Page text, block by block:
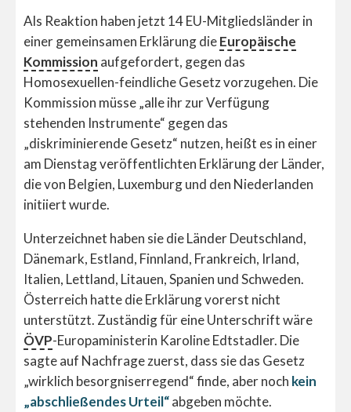
Als Reaktion haben jetzt 14 EU-Mitgliedsländer in
einer gemeinsamen Erklärung dieEuropäische
Kommission aufgefordert, gegen das
Homosexuellen-feindliche Gesetz vorzugehen. Die
Kommission müsse „alle ihr zur Verfügung
stehenden Instrumente“ gegen das
„diskriminierende Gesetz“ nutzen, heißt es in einer
am Dienstag veröffentlichten Erklärung der Länder,
die von Belgien, Luxemburg und den Niederlanden
initiiert wurde.
Unterzeichnet haben sie die Länder Deutschland,
Dänemark, Estland, Finnland, Frankreich, Irland,
Italien, Lettland, Litauen, Spanien und Schweden.
Österreich hatte die Erklärung vorerst nicht
unterstützt. Zuständig für eine Unterschrift wäre
ÖVP-Europaministerin Karoline Edtstadler. Die
sagte auf Nachfrage zuerst, dass sie das Gesetz
„wirklich besorgniserregend“ finde, aber noch kein
„abschließendes Urteil“abgeben möchte.